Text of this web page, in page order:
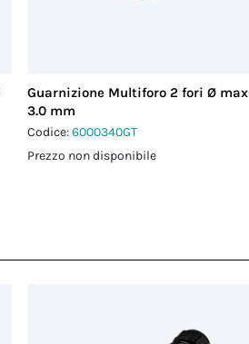
Guarnizione Multiforo 2 fori Ø max
3.0 mm
Codice:6000340GT
Prezzo non disponibile